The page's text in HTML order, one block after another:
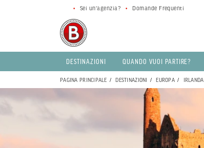
DESTINAZIONI QUANDO VUOI PARTIRE?
Sei un'agenzia? Domande Frequenti
PAGINA PRINCIPALE DESTINAZIONI EUROPA IRLANDA